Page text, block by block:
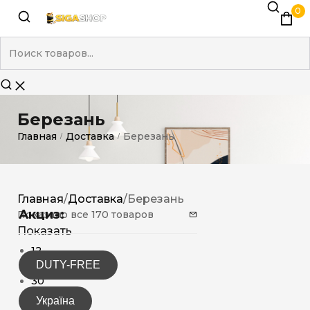
0
Березань
Главная / Доставка / Березань
Акциз:
DUTY-FREE
Україна
Главная/Доставка/Березань
Показано все 170 товаров
Показать
12
15
30